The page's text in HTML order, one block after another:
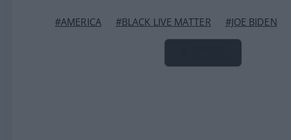
#AMERICA #BLACK LIVE MATTER #JOE BIDEN